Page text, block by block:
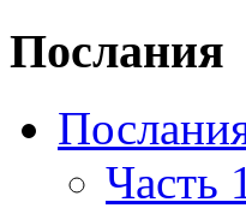
Послания
Часть